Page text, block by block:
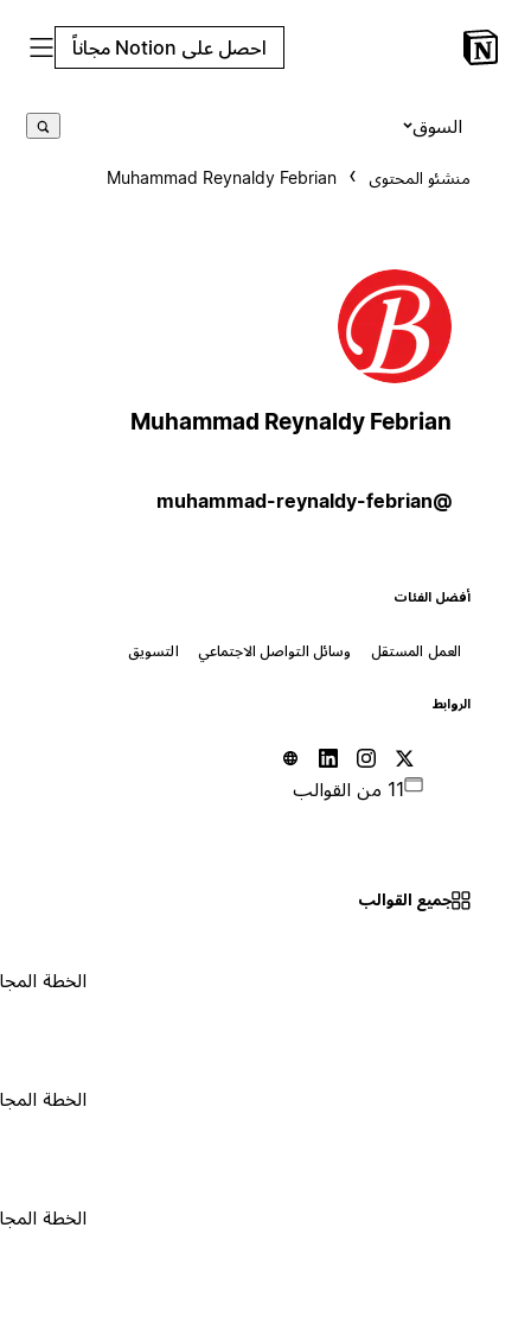
احصل على Notion مجاناً
منشئو المحتوى Muhammad Reynaldy Febrian
Muhammad Reynaldy Febrian
أفضل الفئات
العمل المستقل وسائل التواصل الاجتماعي التسويق
جميع القوالب
الخطة المجانية ٠
الخطة المجانية ٠
الخطة المجانية ٠